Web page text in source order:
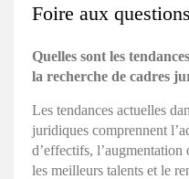
Foire aux
Quelles sont les
la recherche de cadres
Les tendances actuelles
juridiques comprennent
d’effectifs,
les meilleurs talents et le